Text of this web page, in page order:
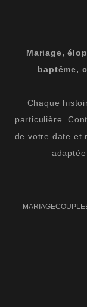
Mariage,
baptême,
Chaque
particulière.
de votre date et
MARIAGECOUPLE